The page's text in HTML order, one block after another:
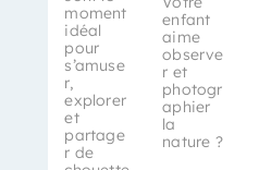
moment
idéal
pour
s’amuse
r,
explorer
et
partage
r de
enfant
aime
observe
r et
photogr
aphier
la
nature ?